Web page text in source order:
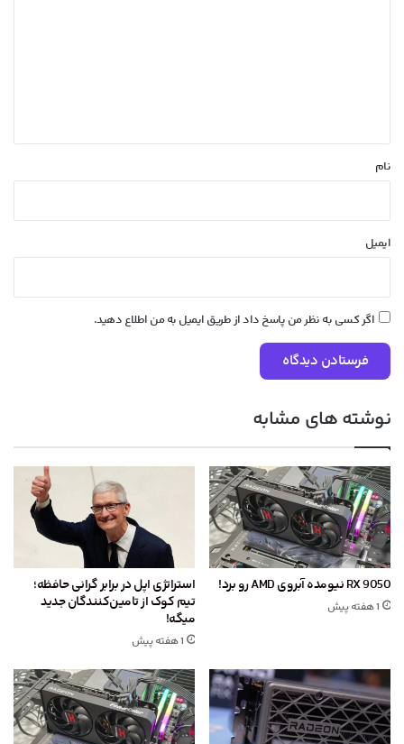
نام
ایمیل
اگر کسی به نظر من پاسخ داد از طریق ایمیل به من اطلاع دهید.
نوشته های مشابه
RX 9050 نیومده آبروی AMD رو برد!
1 هفته پیش
استراتژی اپل در برابر گرانی حافظه؛
تیم کوک از تامین‌کنندگان جدید
میگه!
1 هفته پیش